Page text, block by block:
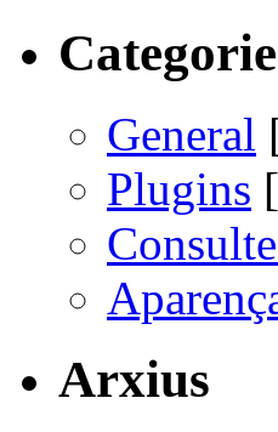
General
Plugins
Arxius